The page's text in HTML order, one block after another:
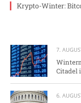
Krypto-Winter:
7.
Citadel
6.